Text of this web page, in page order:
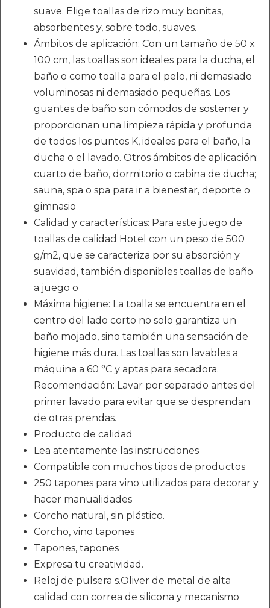
suave. Elige toallas de rizo muy bonitas,
absorbentes y, sobre todo, suaves.
Ámbitos de aplicación: Con un tamaño de 50 x
100 cm, las toallas son ideales para la ducha, el
baño o como toalla para el pelo, ni demasiado
voluminosas ni demasiado pequeñas. Los
guantes de baño son cómodos de sostener y
proporcionan una limpieza rápida y profunda
de todos los puntos K, ideales para el baño, la
ducha o el lavado. Otros ámbitos de aplicación:
cuarto de baño, dormitorio o cabina de ducha;
sauna, spa o spa para ir a bienestar, deporte o
gimnasio
Calidad y características: Para este juego de
toallas de calidad Hotel con un peso de 500
g/m2, que se caracteriza por su absorción y
suavidad, también disponibles toallas de baño
a juego o
Máxima higiene: La toalla se encuentra en el
centro del lado corto no solo garantiza un
baño mojado, sino también una sensación de
higiene más dura. Las toallas son lavables a
máquina a 60 °C y aptas para secadora.
Recomendación: Lavar por separado antes del
primer lavado para evitar que se desprendan
de otras prendas.
Producto de calidad
Lea atentamente las instrucciones
Compatible con muchos tipos de productos
250 tapones para vino utilizados para decorar y
hacer manualidades
Corcho natural, sin plástico.
Corcho, vino tapones
Tapones, tapones
Expresa tu creatividad.
Reloj de pulsera s.Oliver de metal de alta
calidad con correa de silicona y mecanismo